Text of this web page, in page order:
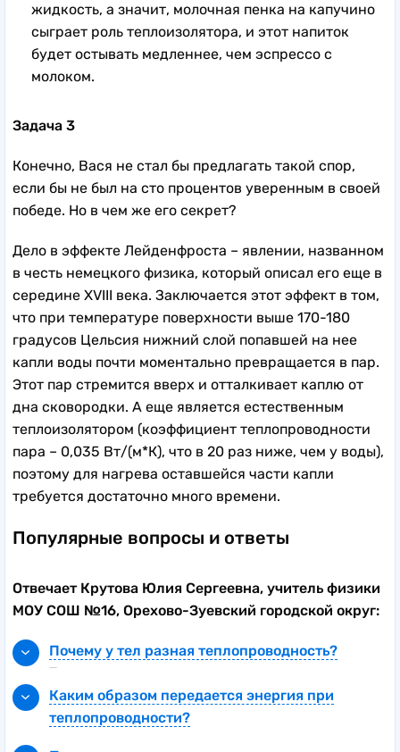
жидкость, а значит, молочная пенка на капучино
сыграет роль теплоизолятора, и этот напиток
будет остывать медленнее, чем эспрессо с
молоком.
Задача 3
Конечно, Вася не стал бы предлагать такой спор,
если бы не был на сто процентов уверенным в своей
победе. Но в чем же его секрет?
Дело в эффекте Лейденфроста – явлении, названном
в честь немецкого физика, который описал его еще в
середине XVIII века. Заключается этот эффект в том,
что при температуре поверхности выше 170-180
градусов Цельсия нижний слой попавшей на нее
капли воды почти моментально превращается в пар.
Этот пар стремится вверх и отталкивает каплю от
дна сковородки. А еще является естественным
теплоизолятором (коэффициент теплопроводности
пара – 0,035 Вт/(м*К), что в 20 раз ниже, чем у воды),
поэтому для нагрева оставшейся части капли
требуется достаточно много времени.
Популярные вопросы и ответы
Отвечает Крутова Юлия Сергеевна, учитель физики
МОУ СОШ №16, Орехово-Зуевский городской округ:
Почему у тел разная теплопроводность?
Теплопроводность напрямую связана с
внутренним строением вещества, зависит от
размеров молекул и расстояний между ними.
Каким образом передается энергия при
теплопроводности?